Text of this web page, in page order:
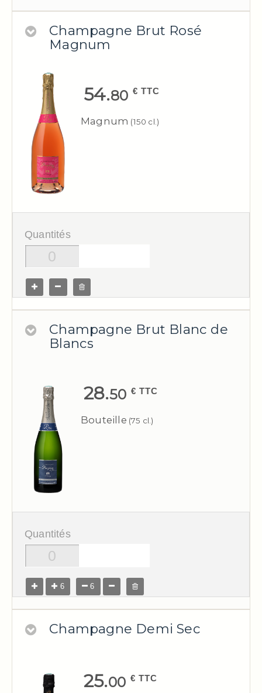
Champagne Brut Rosé
Magnum
54.80 € TTC
Magnum (150 cl.)
Quantités
Champagne Brut Blanc de
Blancs
28.50 € TTC
Bouteille (75 cl.)
Quantités
6 6
Champagne Demi Sec
25.00 € TTC